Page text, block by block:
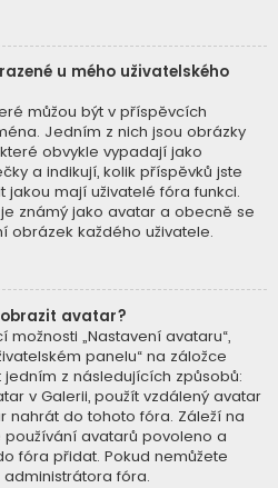
u mého uživatelského
můžou být v příspěvcích
Jedním z nich jsou obrázky
obvykle vypadají jako
a indikují, kolik příspěvků jste
mají uživatelé fóra funkci.
známý jako avatar a obecně se
obrázek každého uživatele.
avatar?
„Nastavení avataru“,
panelu“ na záložce
jedním z následujících způsobů:
v Galerii, použít vzdálený avatar
nahrát do tohoto fóra. Záleží na
avatarů povoleno a
fóra přidat. Pokud nemůžete
fóra.